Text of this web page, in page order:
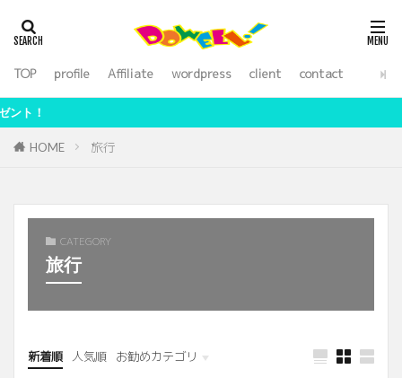
TOP profile Affiliate wordpress client contact
HOME 旅行
CATEGORY
旅行
新着順 人気順
お勧めカテゴリ
カテゴリー